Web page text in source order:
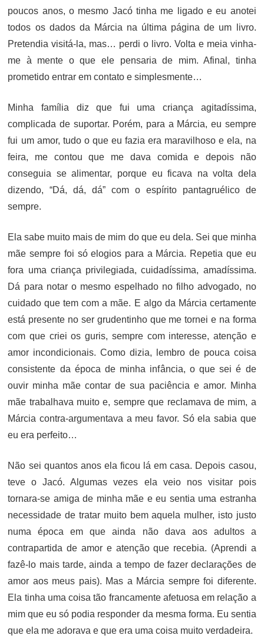
poucos anos, o mesmo Jacó tinha me ligado e eu anotei
todos os dados da Márcia na última página de um livro.
Pretendia visitá-la, mas… perdi o livro. Volta e meia vinha-
me à mente o que ele pensaria de mim. Afinal, tinha
prometido entrar em contato e simplesmente…
Minha família diz que fui uma criança agitadíssima,
complicada de suportar. Porém, para a Márcia, eu sempre
fui um amor, tudo o que eu fazia era maravilhoso e ela, na
feira, me contou que me dava comida e depois não
conseguia se alimentar, porque eu ficava na volta dela
dizendo, “Dá, dá, dá” com o espírito pantagruélico de
sempre.
Ela sabe muito mais de mim do que eu dela. Sei que minha
mãe sempre foi só elogios para a Márcia. Repetia que eu
fora uma criança privilegiada, cuidadíssima, amadíssima.
Dá para notar o mesmo espelhado no filho advogado, no
cuidado que tem com a mãe. E algo da Márcia certamente
está presente no ser grudentinho que me tornei e na forma
com que criei os guris, sempre com interesse, atenção e
amor incondicionais. Como dizia, lembro de pouca coisa
consistente da época de minha infância, o que sei é de
ouvir minha mãe contar de sua paciência e amor. Minha
mãe trabalhava muito e, sempre que reclamava de mim, a
Márcia contra-argumentava a meu favor. Só ela sabia que
eu era perfeito…
Não sei quantos anos ela ficou lá em casa. Depois casou,
teve o Jacó. Algumas vezes ela veio nos visitar pois
tornara-se amiga de minha mãe e eu sentia uma estranha
necessidade de tratar muito bem aquela mulher, isto justo
numa época em que ainda não dava aos adultos a
contrapartida de amor e atenção que recebia. (Aprendi a
fazê-lo mais tarde, ainda a tempo de fazer declarações de
amor aos meus pais). Mas a Márcia sempre foi diferente.
Ela tinha uma coisa tão francamente afetuosa em relação a
mim que eu só podia responder da mesma forma. Eu sentia
que ela me adorava e que era uma coisa muito verdadeira.